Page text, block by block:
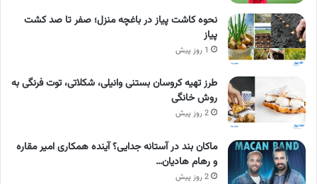
نحوه کاشت پیاز در باغچه منزل؛ صفر تا صد کشت
پیاز
1 روز پیش
طرز تهیه کروسان بستنی وانیلی، شکلاتی، توت فرنگی به
روش خانگی
2 روز پیش
ماکان بند در آستانه جدایی؟ آینده همکاری امیر مقاره
و رهام هادیان…
2 روز پیش